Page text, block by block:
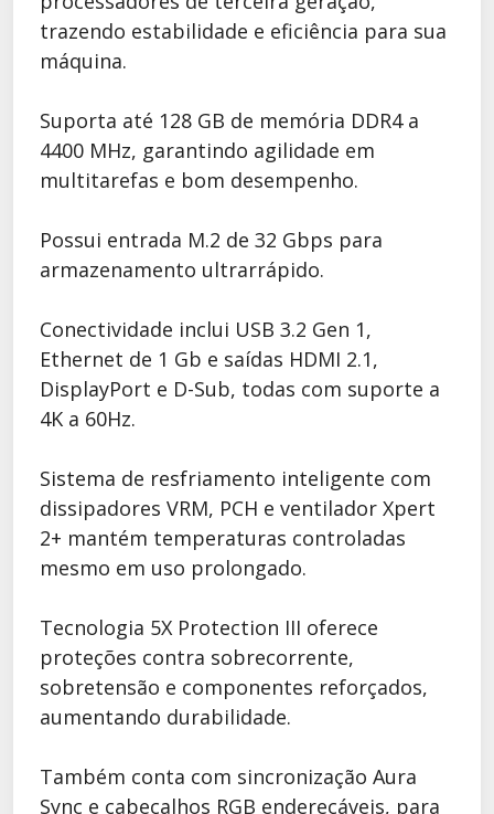
trazendo estabilidade e eficiência para sua
máquina.
Suporta até 128 GB de memória DDR4 a
4400 MHz, garantindo agilidade em
multitarefas e bom desempenho.
Possui entrada M.2 de 32 Gbps para
armazenamento ultrarrápido.
Conectividade inclui USB 3.2 Gen 1,
Ethernet de 1 Gb e saídas HDMI 2.1,
DisplayPort e D-Sub, todas com suporte a
4K a 60Hz.
Sistema de resfriamento inteligente com
dissipadores VRM, PCH e ventilador Xpert
2+ mantém temperaturas controladas
mesmo em uso prolongado.
Tecnologia 5X Protection III oferece
proteções contra sobrecorrente,
sobretensão e componentes reforçados,
aumentando durabilidade.
Também conta com sincronização Aura
Sync e cabeçalhos RGB endereçáveis, para